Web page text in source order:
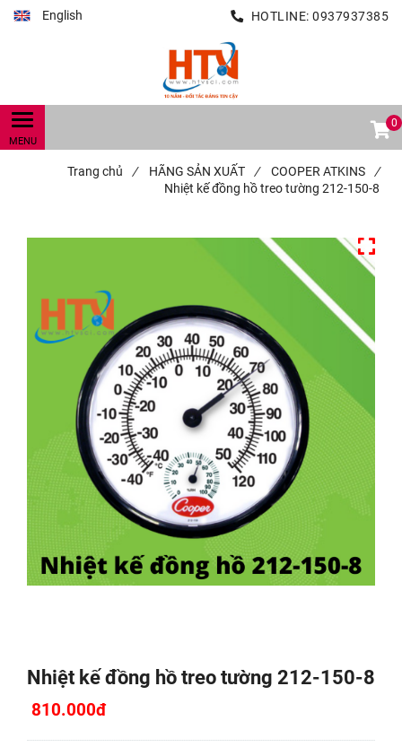
English HOTLINE: 0937937385
0
Trang chủ / HÃNG SẢN XUẤT / COOPER ATKINS
/
Nhiệt kế đồng hồ treo tường 212-150-8
Nhiệt kế đồng hồ treo tường 212-150-8
810.000đ